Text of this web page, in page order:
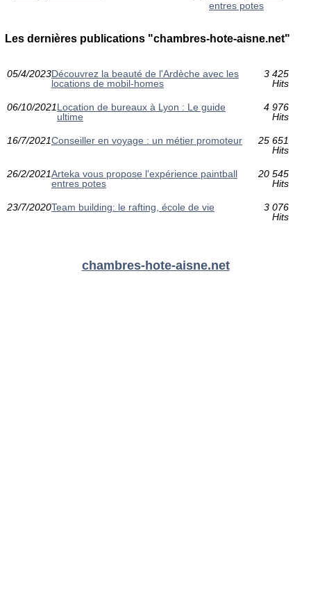
entres potes
Les dernières publications "chambres-hote-aisne.net"
05/4/2023Découvrez la beauté de l'Ardèche avec les
locations de mobil-homes
3 425
Hits
06/10/2021Location de bureaux à Lyon : Le guide
ultime
4 976
Hits
16/7/2021Conseiller en voyage : un métier promoteur
25 651
Hits
26/2/2021Arteka vous propose l'expérience paintball
entres potes
20 545
Hits
23/7/2020Team building: le rafting, école de vie
3 076
Hits
chambres-hote-aisne.net